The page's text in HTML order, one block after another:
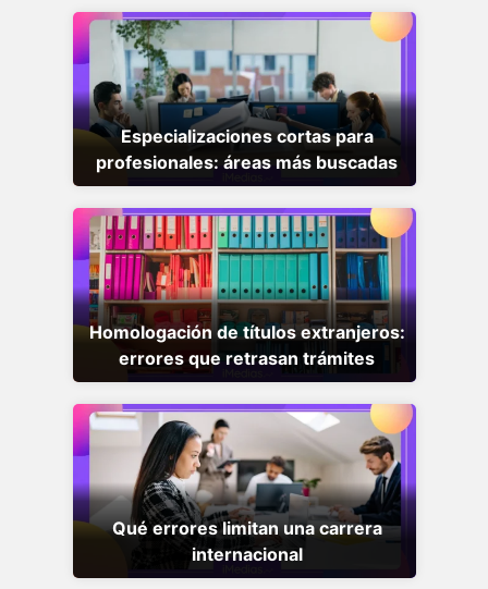
Especializaciones cortas para
profesionales: áreas más buscadas
Homologación de títulos extranjeros:
errores que retrasan trámites
Qué errores limitan una carrera
internacional